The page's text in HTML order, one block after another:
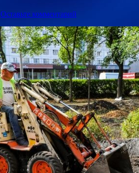
Оставьте комментарий